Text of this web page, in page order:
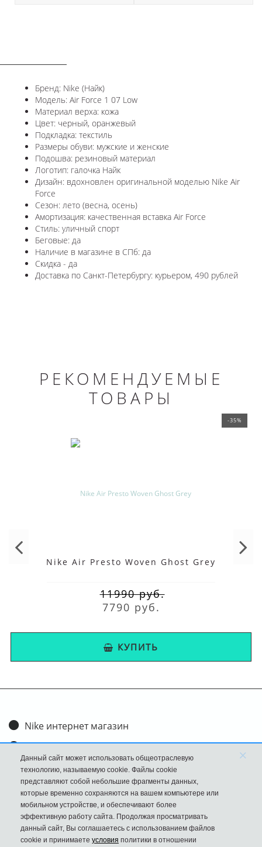
Бренд: Nike (Найк)
Модель: Air Force 1 07 Low
Материал верха: кожа
Цвет: черный, оранжевый
Подкладка: текстиль
Размеры обуви: мужские и женские
Подошва: резиновый материал
Логотип: галочка Найк
Дизайн: вдохновлен оригинальной моделью Nike Air
Force
Сезон: лето (весна, осень)
Амортизация: качественная вставка Air Force
Стиль: уличный спорт
Беговые: да
Наличие в магазине в СПб: да
Скидка - да
Доставка по Санкт-Петербургу: курьером, 490 рублей
РЕКОМЕНДУЕМЫЕ
ТОВАРЫ
-35%
Nike Air Presto Woven Ghost Grey
11990 руб.
7790 руб.
КУПИТЬ
Nike интернет магазин
Доставка и оплата
Обмен и возврат
Размеры
FAQ
Новости
Данный сайт может использовать общеотраслевую
технологию, называемую cookie. Файлы cookie
представляют собой небольшие фрагменты данных,
которые временно сохраняются на вашем компьютере или
мобильном устройстве, и обеспечивают более
эффективную работу сайта. Продолжая просматривать
данный сайт, Вы соглашаетесь с использованием файлов
cookie и принимаете условия политики в отношении
×